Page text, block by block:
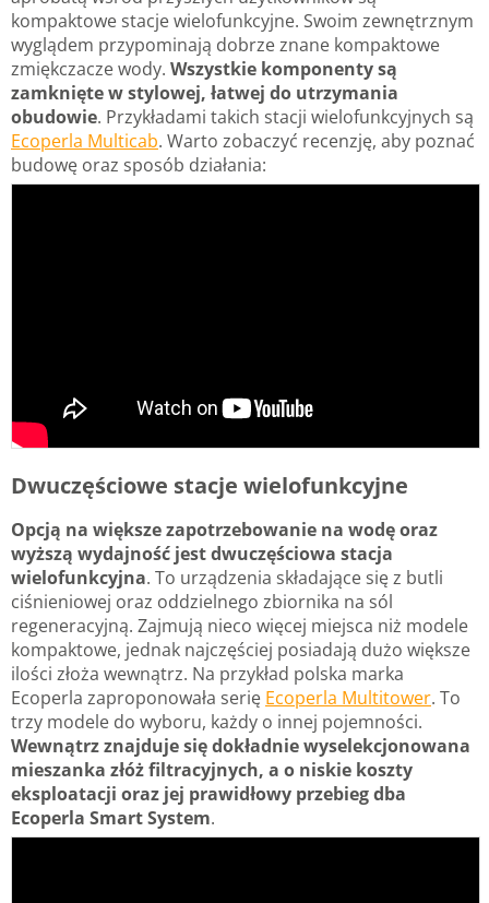
kompaktowe stacje wielofunkcyjne. Swoim zewnętrznym
wyglądem przypominają dobrze znane kompaktowe
zmiękczacze wody. Wszystkie komponenty są
zamknięte w stylowej, łatwej do utrzymania
obudowie. Przykładami takich stacji wielofunkcyjnych są
Ecoperla Multicab. Warto zobaczyć recenzję, aby poznać
budowę oraz sposób działania:
Dwuczęściowe stacje wielofunkcyjne
Opcją na większe zapotrzebowanie na wodę oraz
wyższą wydajność jest dwuczęściowa stacja
wielofunkcyjna. To urządzenia składające się z butli
ciśnieniowej oraz oddzielnego zbiornika na sól
regeneracyjną. Zajmują nieco więcej miejsca niż modele
kompaktowe, jednak najczęściej posiadają dużo większe
ilości złoża wewnątrz. Na przykład polska marka
Ecoperla zaproponowała serię Ecoperla Multitower. To
trzy modele do wyboru, każdy o innej pojemności.
Wewnątrz znajduje się dokładnie wyselekcjonowana
mieszanka złóż filtracyjnych, a o niskie koszty
eksploatacji oraz jej prawidłowy przebieg dba
Ecoperla Smart System.